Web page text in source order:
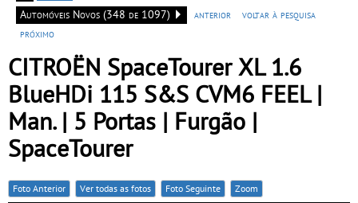
Automóveis Novos (348 de 1097)
anterior
voltar à pesquisa
próximo
CITROËN SpaceTourer XL 1.6
BlueHDi 115 S&S CVM6 FEEL |
Man. | 5 Portas | Furgão |
SpaceTourer
Foto Anterior Ver todas as fotos Foto Seguinte Zoom